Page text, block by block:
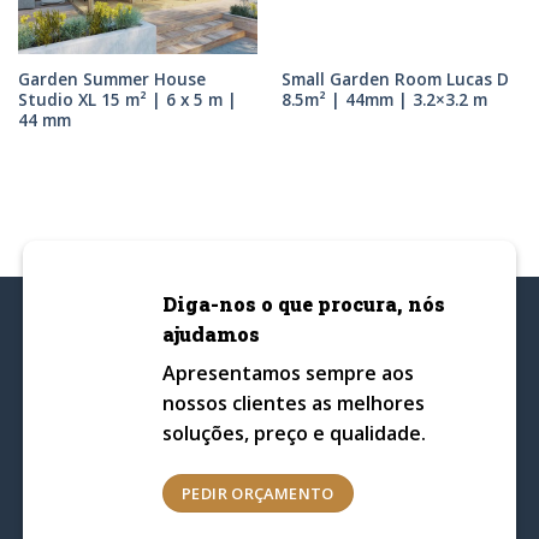
Garden Summer House
Studio XL 15 m² | 6 x 5 m |
44 mm
Small Garden Room Lucas D
8.5m² | 44mm | 3.2×3.2 m
Diga-nos o que procura, nós
ajudamos
Apresentamos sempre aos
nossos clientes as melhores
soluções, preço e qualidade.
PEDIR ORÇAMENTO